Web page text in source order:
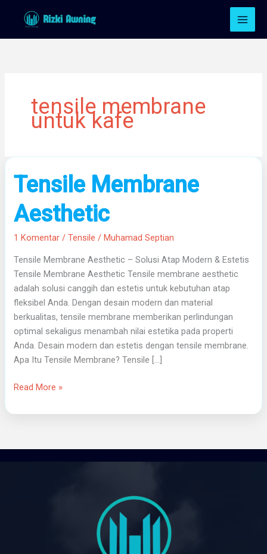
tensile membrane
untuk kafe
Tensile Membrane
Aesthetic
1 Komentar /Tensile /Muhamad Septian
Tensile Membrane Aesthetic – Solusi Atap Modern & Estetis
Tensile Membrane Aesthetic Tensile membrane aesthetic
adalah solusi canggih dan estetis untuk kebutuhan atap
fleksibel Anda. Dengan desain modern dan material
berkualitas, tensile membrane memberikan perlindungan
optimal sekaligus menambah nilai estetika pada properti
Anda. Desain modern dan estetis dengan tensile membrane.
Apa Itu Tensile Membrane? Tensile […]
Tensile
Membrane
Aesthetic
Read More »